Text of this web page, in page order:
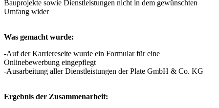
Bauprojekte sowie Dienstleistungen nicht in dem gewünschten
Umfang wider
Was gemacht wurde:
-Auf der Karriereseite wurde ein Formular für eine
Onlinebewerbung eingepflegt
-Ausarbeitung aller Dienstleistungen der Plate GmbH & Co. KG
Ergebnis der Zusammenarbeit: